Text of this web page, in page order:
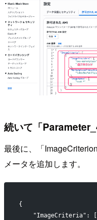
続いて「
最後に、「
メータを追加します。
{
    "ImageCriteria": [